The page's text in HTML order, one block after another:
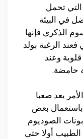
تحمل
في البيئة
الذكري فإنها
فعند الرغبة بولد
وعند
حامضة.
يعد صعبا
بعض
الصوديوم
أولا حتى